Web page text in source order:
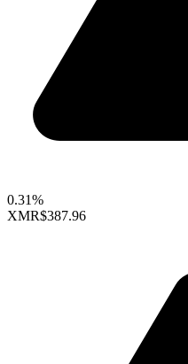
0.31%
XMR$387.96